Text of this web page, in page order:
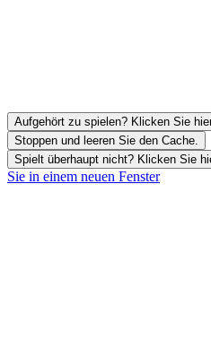
Aufgehört zu spielen? Klicken Sie
Stoppen und leeren Sie den Cache.
Spielt überhaupt nicht? Klicken Sie
Sie in einem neuen Fenster